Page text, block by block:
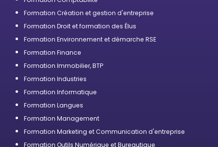
Formation Création et gestion d'entreprise
Formation Droit et formation des Élus
Formation Environnement et démarche RSE
Formation Finance
Formation Immobilier, BTP
Formation Industries
Formation Informatique
Formation Langues
Formation Management
Formation Marketing et Communication d'entreprise
Formation Outils Numérique et Bureautique